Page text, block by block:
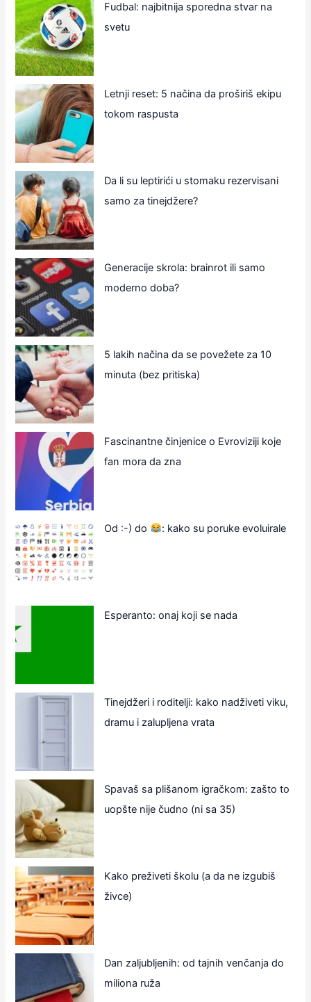
Fudbal: najbitnija sporedna stvar na
svetu
Letnji reset: 5 načina da proširiš ekipu
tokom raspusta
Da li su leptirići u stomaku rezervisani
samo za tinejdžere?
Generacije skrola: brainrot ili samo
moderno doba?
5 lakih načina da se povežete za 10
minuta (bez pritiska)
Fascinantne činjenice o Evroviziji koje
fan mora da zna
Od :-) do : kako su poruke evoluirale
Esperanto: onaj koji se nada
Tinejdžeri i roditelji: kako nadživeti viku,
dramu i zalupljena vrata
Spavaš sa plišanom igračkom: zašto to
uopšte nije čudno (ni sa 35)
Kako preživeti školu (a da ne izgubiš
živce)
Dan zaljubljenih: od tajnih venčanja do
miliona ruža